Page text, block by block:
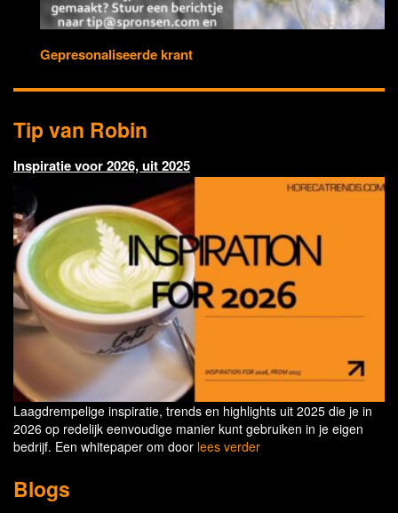
Gepresonaliseerde krant
Tip van Robin
Inspiratie voor 2026, uit 2025
Laagdrempelige inspiratie, trends en highlights uit 2025 die je in
2026 op redelijk eenvoudige manier kunt gebruiken in je eigen
bedrijf. Een whitepaper om door lees verder
Blogs